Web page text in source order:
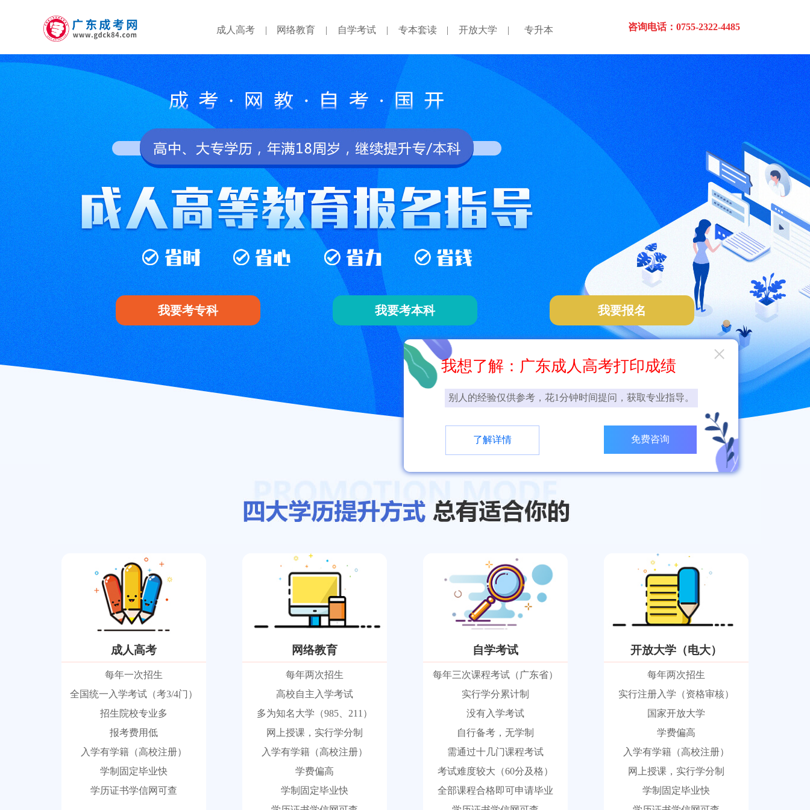
成人高考 | 网络教育 | 自学考试 | 专本套读 | 开放大学 | 专升本 咨询电话：0755-2322-4485
×
我想了解：广东成人高考打印成绩
别人的经验仅供参考，花1分钟时间提问，获取专业指导。
了解详情 免费咨询
我要考专科 我要考本科 我要报名
成人高考
每年一次招生
全国统一入学考试（考3/4门）
招生院校专业多
报考费用低
入学有学籍（高校注册）
学制固定毕业快
学历证书学信网可查
网络教育
每年两次招生
高校自主入学考试
多为知名大学（985、211）
网上授课，实行学分制
入学有学籍（高校注册）
学费偏高
学制固定毕业快
自学考试
每年三次课程考试（广东省）
实行学分累计制
没有入学考试
自行备考，无学制
需通过十几门课程考试
考试难度较大（60分及格）
全部课程合格即可申请毕业
开放大学（电大）
每年两次招生
实行注册入学（资格审核）
国家开放大学
学费偏高
入学有学籍（高校注册）
网上授课，实行学分制
学制固定毕业快